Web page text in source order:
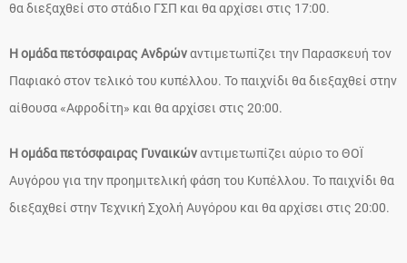
θα διεξαχθεί στο στάδιο ΓΣΠ και θα αρχίσει στις 17:00.
Η ομάδα πετόσφαιρας Ανδρώναντιμετωπίζει την Παρασκευή τον
Παφιακό στον τελικό του κυπέλλου. Το παιχνίδι θα διεξαχθεί στην
αίθουσα «Αφροδίτη» και θα αρχίσει στις 20:00.
Η ομάδα πετόσφαιρας Γυναικώναντιμετωπίζει αύριο το ΘΟΪ
Αυγόρου για την προημιτελική φάση του Κυπέλλου. Το παιχνίδι θα
διεξαχθεί στην Τεχνική Σχολή Αυγόρου και θα αρχίσει στις 20:00.